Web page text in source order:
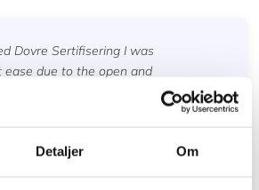
Detaljer Om
Dovre Sertifisering I was
due to the open and
of their auditors and staff"